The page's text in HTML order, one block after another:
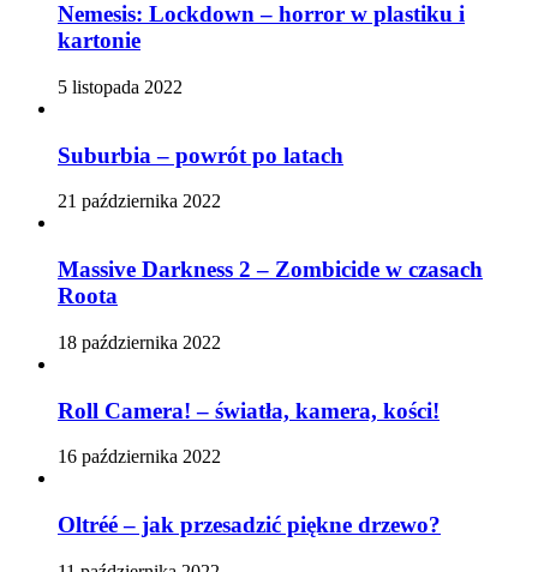
Nemesis: Lockdown – horror w plastiku i
kartonie
5 listopada 2022
Suburbia – powrót po latach
21 października 2022
Massive Darkness 2 – Zombicide w czasach
Roota
18 października 2022
Roll Camera! – światła, kamera, kości!
16 października 2022
Oltréé – jak przesadzić piękne drzewo?